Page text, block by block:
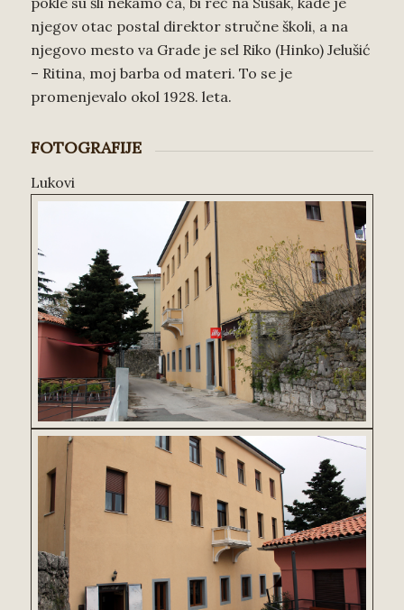
njegov otac postal direktor stručne školi, a na
njegovo mesto va Grade je sel Riko (Hinko) Jelušić
– Ritina, moj barba od materi. To se je
promenjevalo okol 1928. leta.
FOTOGRAFIJE
Lukovi